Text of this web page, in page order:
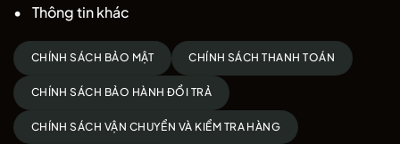
Thông tin khác
CHÍNH SÁCH BẢO MẬT CHÍNH SÁCH THANH TOÁN
CHÍNH SÁCH BẢO HÀNH ĐỔI TRẢ
CHÍNH SÁCH VẬN CHUYỂN VÀ KIỂM TRA HÀNG